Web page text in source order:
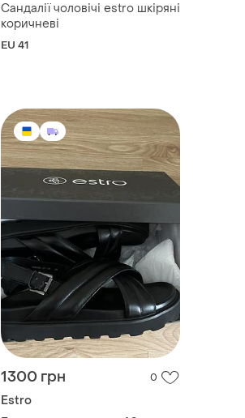
Сандалії чоловічі estro шкіряні
коричневі
EU 41
1300 грн 0
Estro